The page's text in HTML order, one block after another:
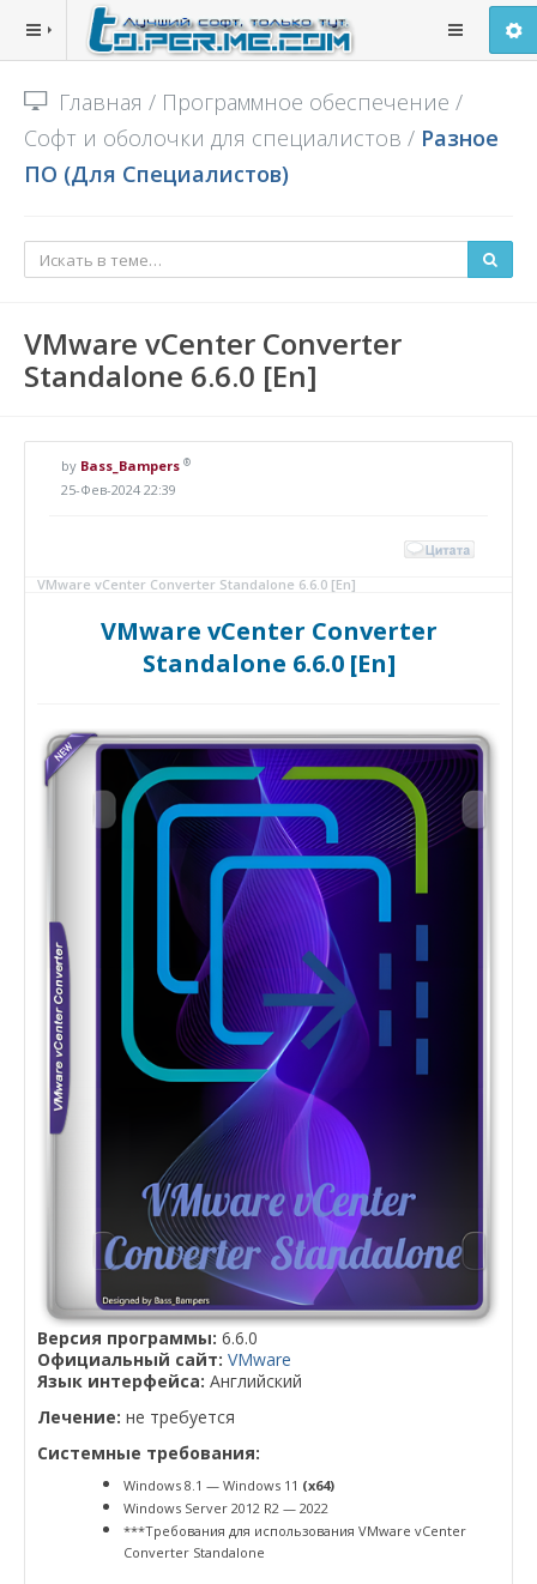
Главная / Программное обеспечение /
Софт и оболочки для специалистов / Разное
ПО (Для Специалистов)
VMware vCenter Converter
Standalone 6.6.0 [En]
by Bass_Bampers ®
25-Фев-2024 22:39
VMware vCenter Converter Standalone 6.6.0 [En]
VMware vCenter Converter
Standalone 6.6.0 [En]
Версия программы: 6.6.0
Официальный сайт: VMware
Язык интерфейса: Английский
Лечение: не требуется
Системные требования:
Windows 8.1 — Windows 11 (x64)
Windows Server 2012 R2 — 2022
***Требования для использования VMware vCenter
Converter Standalone